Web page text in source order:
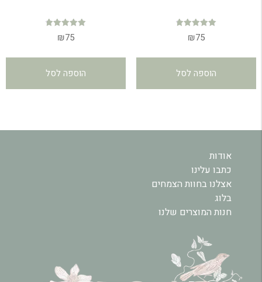
דורג
4.80
₪75
הוספה לסל
דורג
4.84
₪75
הוספה לסל
אודות
כתבו עלינו
אצלנו בחוות הצמחים
בלוג
חנות המוצרים שלנו